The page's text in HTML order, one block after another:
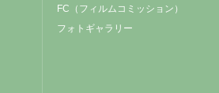
FC（フィルムコミッション）
フォトギャラリー